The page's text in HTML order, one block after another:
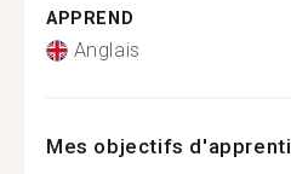
APPREND
Anglais
Mes objectifs